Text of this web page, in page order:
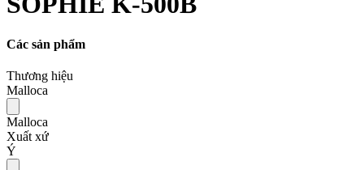
Các sản phẩm
Thương hiệu
Malloca
Malloca
Xuất xứ
Ý